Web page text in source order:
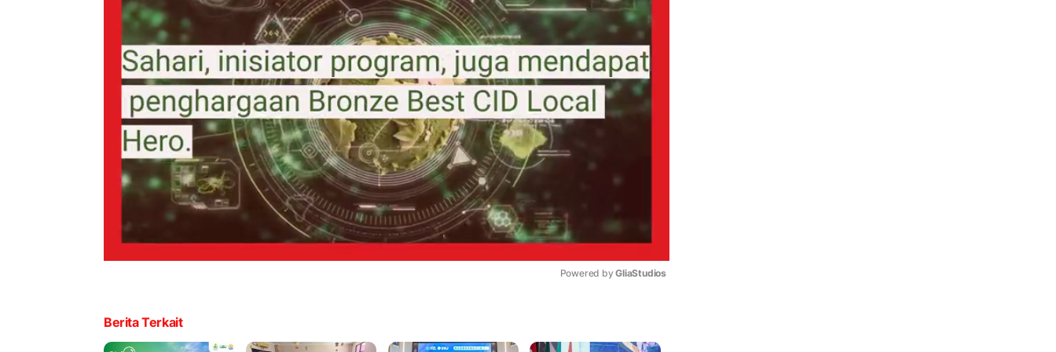
Powered by GliaStudios
Berita Terkait